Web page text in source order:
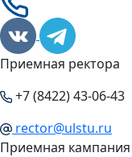
Приемная ректора
+7 (8422) 43-06-43
rector@ulstu.ru
Приемная кампания